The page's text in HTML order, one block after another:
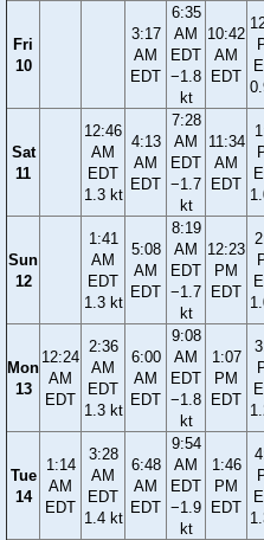
Fri
10
3:17
AM
EDT
6:35
AM
EDT
−1.8
kt
10:42
AM
EDT
Sat
11
12:46
AM
EDT
1.3 kt
4:13
AM
EDT
7:28
AM
EDT
−1.7
kt
11:34
AM
EDT
Sun
12
1:41
AM
EDT
1.3 kt
5:08
AM
EDT
8:19
AM
EDT
−1.7
kt
12:23
PM
EDT
Mon
13
12:24
AM
EDT
2:36
AM
EDT
1.3 kt
6:00
AM
EDT
9:08
AM
EDT
−1.8
kt
1:07
PM
EDT
Tue
14
1:14
AM
EDT
3:28
AM
EDT
1.4 kt
6:48
AM
EDT
9:54
AM
EDT
−1.9
kt
1:46
PM
EDT